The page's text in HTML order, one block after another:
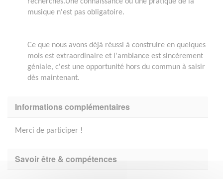
musique n'est pas obligatoire.
Ce que nous avons déjà réussi à construire en quelques
mois est extraordinaire et l'ambiance est sincèrement
géniale, c'est une opportunité hors du commun à saisir
dès maintenant.
Informations complémentaires
Merci de participer !
Savoir être & compétences